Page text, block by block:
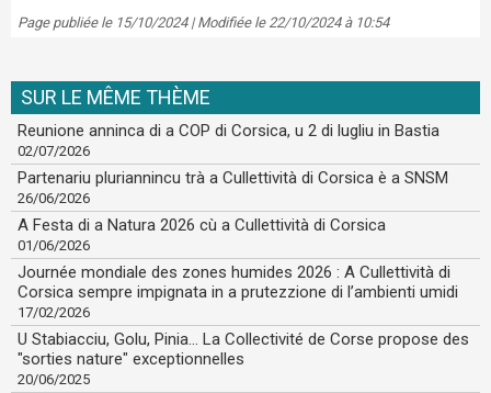
Page publiée le 15/10/2024 | Modifiée le 22/10/2024 à 10:54
SUR LE MÊME THÈME
Reunione anninca di a COP di Corsica, u 2 di lugliu in Bastia
02/07/2026
Partenariu pluriannincu trà a Cullettività di Corsica è a SNSM
26/06/2026
A Festa di a Natura 2026 cù a Cullettività di Corsica
01/06/2026
Journée mondiale des zones humides 2026 : A Cullettività di
Corsica sempre impignata in a prutezzione di l’ambienti umidi
17/02/2026
U Stabiacciu, Golu, Pinia... La Collectivité de Corse propose des
"sorties nature" exceptionnelles
20/06/2025